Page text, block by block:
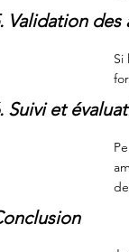
Validation
Si
Suivi et